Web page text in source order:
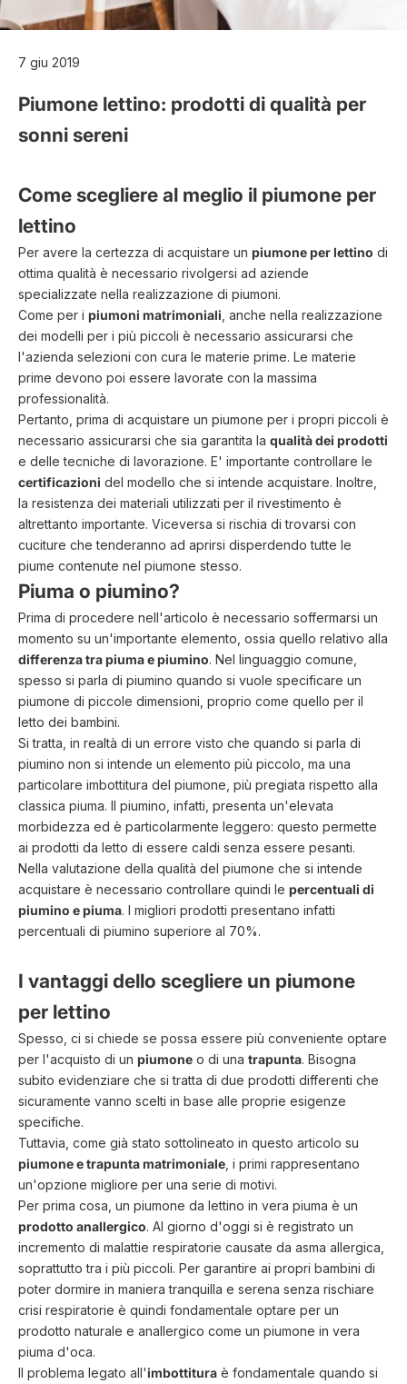
7 giu 2019
Piumone lettino: prodotti di qualità per
sonni sereni
Come scegliere al meglio il piumone per
lettino
Per avere la certezza di acquistare un piumone per lettino di
ottima qualità è necessario rivolgersi ad aziende
specializzate nella realizzazione di piumoni.
Come per i piumoni matrimoniali , anche nella realizzazione
dei modelli per i più piccoli è necessario assicurarsi che
l'azienda selezioni con cura le materie prime. Le materie
prime devono poi essere lavorate con la massima
professionalità.
Pertanto, prima di acquistare un piumone per i propri piccoli è
necessario assicurarsi che sia garantita la qualità dei prodotti
e delle tecniche di lavorazione. E' importante controllare le
certificazioni del modello che si intende acquistare. Inoltre,
la resistenza dei materiali utilizzati per il rivestimento è
altrettanto importante. Viceversa si rischia di trovarsi con
cuciture che tenderanno ad aprirsi disperdendo tutte le
piume contenute nel piumone stesso.
Piuma o piumino?
Prima di procedere nell'articolo è necessario soffermarsi un
momento su un'importante elemento, ossia quello relativo alla
differenza tra piuma e piumino. Nel linguaggio comune,
spesso si parla di piumino quando si vuole specificare un
piumone di piccole dimensioni, proprio come quello per il
letto dei bambini.
Si tratta, in realtà di un errore visto che quando si parla di
piumino non si intende un elemento più piccolo, ma una
particolare imbottitura del piumone, più pregiata rispetto alla
classica piuma. Il piumino, infatti, presenta un'elevata
morbidezza ed è particolarmente leggero: questo permette
ai prodotti da letto di essere caldi senza essere pesanti.
Nella valutazione della qualità del piumone che si intende
acquistare è necessario controllare quindi le percentuali di
piumino e piuma. I migliori prodotti presentano infatti
percentuali di piumino superiore al 70%.
I vantaggi dello scegliere un piumone
per lettino
Spesso, ci si chiede se possa essere più conveniente optare
per l'acquisto di un piumone o di una trapunta. Bisogna
subito evidenziare che si tratta di due prodotti differenti che
sicuramente vanno scelti in base alle proprie esigenze
specifiche.
Tuttavia, come già stato sottolineato in questo articolo su
piumone e trapunta matrimoniale , i primi rappresentano
un'opzione migliore per una serie di motivi.
Per prima cosa, un piumone da lettino in vera piuma è un
prodotto anallergico. Al giorno d'oggi si è registrato un
incremento di malattie respiratorie causate da asma allergica,
soprattutto tra i più piccoli. Per garantire ai propri bambini di
poter dormire in maniera tranquilla e serena senza rischiare
crisi respiratorie è quindi fondamentale optare per un
prodotto naturale e anallergico come un piumone in vera
piuma d'oca.
Il problema legato all'imbottitura è fondamentale quando si